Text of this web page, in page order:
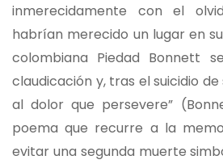
inmerecidamente con el
habrían merecido un lugar en
colombiana Piedad Bonnett
claudicación y, tras el suicidio de
al dolor que persevere”
poema que recurre a la
evitar una segunda muerte